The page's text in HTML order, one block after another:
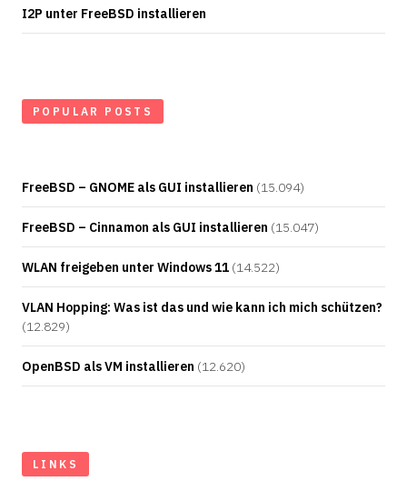
I2P unter FreeBSD installieren
POPULAR POSTS
FreeBSD – GNOME als GUI installieren (15.094)
FreeBSD – Cinnamon als GUI installieren (15.047)
WLAN freigeben unter Windows 11 (14.522)
VLAN Hopping: Was ist das und wie kann ich mich schützen?
(12.829)
OpenBSD als VM installieren (12.620)
LINKS